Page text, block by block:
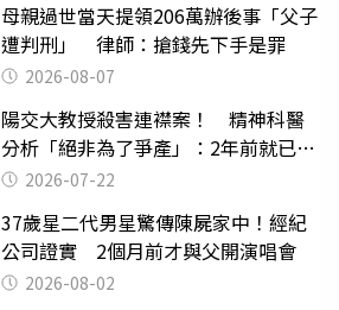
母親過世當天提領206萬辦後事「父子
遭判刑」 律師：搶錢先下手是罪
2026-08-07
陽交大教授殺害連襟案！ 精神科醫
分析「絕非為了爭產」：2年前就已言
行詭異
2026-07-22
37歲星二代男星驚傳陳屍家中！經紀
公司證實 2個月前才與父開演唱會
2026-08-02